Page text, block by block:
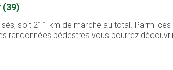
(39)
soit 211 km de marche au total. Parmi
pédestres vous pourrez